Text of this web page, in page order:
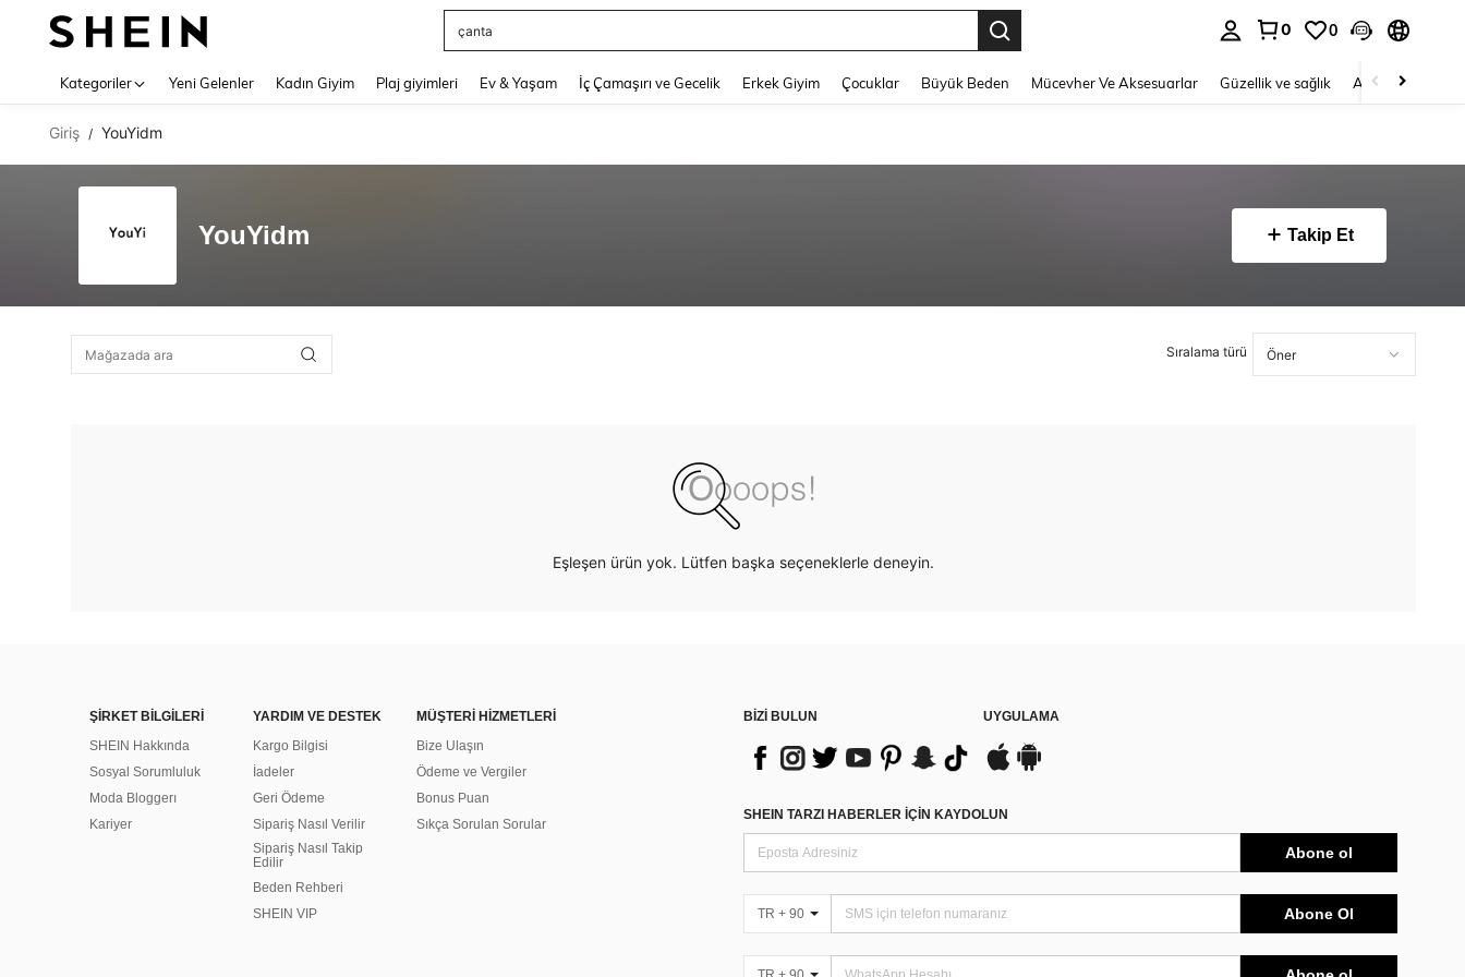
çanta
0 0
Kategoriler Yeni Gelenler Kadın Giyim Plaj giyimleri Ev & Yaşam İç Çamaşırı ve Gecelik Erkek Giyim Çocuklar Büyük Beden Mücevher Ve Aksesuarlar Güzellik ve sağlık Ayakkabı
Giriş / YouYidm
YouYidm Takip Et
Sıralama türü
Eşleşen ürün yok. Lütfen başka seçeneklerle deneyin.
ŞİRKET BİLGİLERİ
SHEIN Hakkında
Sosyal Sorumluluk
Moda Bloggerı
Kariyer
YARDIM VE DESTEK
Kargo Bilgisi
İadeler
Geri Ödeme
Sipariş Nasıl Verilir
Sipariş Nasıl Takip
Edilir
Beden Rehberi
SHEIN VIP
MÜŞTERİ HİZMETLERİ
Bize Ulaşın
Ödeme ve Vergiler
Bonus Puan
Sıkça Sorulan Sorular
BİZİ BULUN UYGULAMA
SHEIN TARZI HABERLER IÇIN KAYDOLUN
Abone ol
TR + 90 Abone Ol